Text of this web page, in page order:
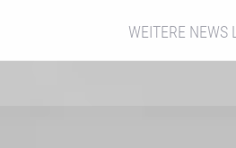
WEITERE NEWS